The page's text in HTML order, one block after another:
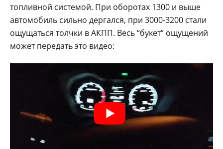
топливной системой. При оборотах 1300 и выше
автомобиль сильно дергался, при 3000-3200 стали
ощущаться толчки в АКПП. Весь “букет” ощущений
может передать это видео: